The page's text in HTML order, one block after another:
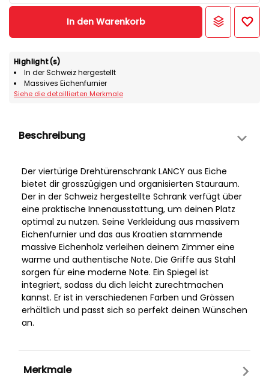
In den Warenkorb
Highlight(s)
In der Schweiz hergestellt
Massives Eichenfurnier
Siehe die detaillierten Merkmale
Beschreibung
Der viertürige Drehtürenschrank LANCY aus Eiche
bietet dir grosszügigen und organisierten Stauraum.
Der in der Schweiz hergestellte Schrank verfügt über
eine praktische Innenausstattung, um deinen Platz
optimal zu nutzen. Seine Verkleidung aus massivem
Eichenfurnier und das aus Kroatien stammende
massive Eichenholz verleihen deinem Zimmer eine
warme und authentische Note. Die Griffe aus Stahl
sorgen für eine moderne Note. Ein Spiegel ist
integriert, sodass du dich leicht zurechtmachen
kannst. Er ist in verschiedenen Farben und Grössen
erhältlich und passt sich so perfekt deinen Wünschen
an.
Merkmale